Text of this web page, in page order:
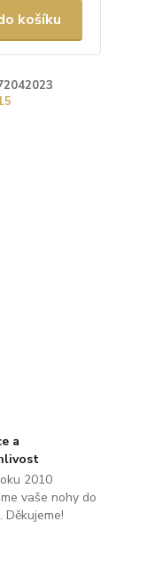
košíku
a
2010
vaše nohy do
Děkujeme!